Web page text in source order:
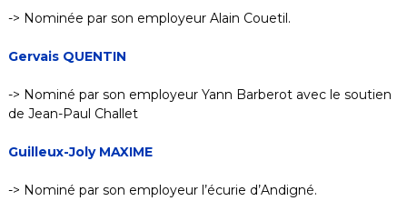
-> Nominée par son employeur Alain Couetil.
Gervais QUENTIN
-> Nominé par son employeur Yann Barberot avec le soutien
de Jean-Paul Challet
Guilleux-Joly MAXIME
-> Nominé par son employeur l’écurie d’Andigné.